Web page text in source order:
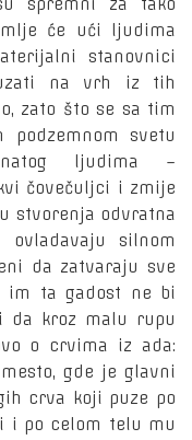
spremni za tako
će ući ljudima
stanovnici
na vrh iz tih
zato što se sa tim
podzemnom svetu
ljudima –
čovečuljci i zmije
stvorenja odvratna
silnom
da zatvaraju sve
im ta gadost ne bi
da kroz malu rupu
o crvima iz ada:
gde je glavni
crva koji puze po
i po celom telu mu